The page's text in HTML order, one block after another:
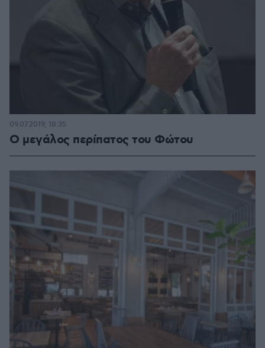
Ο μεγάλος περίπατος του Φώτου
09.07.2019, 18:35